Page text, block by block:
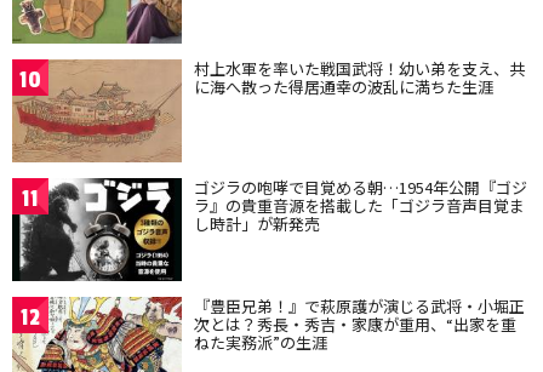
10 村上水軍を率いた戦国武将！幼い弟を支え、共
に海へ散った得居通幸の波乱に満ちた生涯
11 ゴジラの咆哮で目覚める朝…1954年公開『ゴジ
ラ』の貴重音源を搭載した「ゴジラ音声目覚ま
し時計」が新発売
12 『豊臣兄弟！』で萩原護が演じる武将・小堀正
次とは？秀長・秀吉・家康が重用、“出家を重
ねた実務派”の生涯